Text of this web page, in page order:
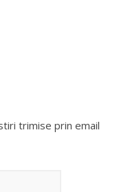
trimise prin email